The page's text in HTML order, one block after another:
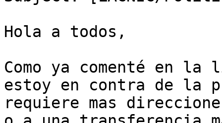
Hola a todos,
﻿Como ya comenté en
estoy en contra de la
requiere mas